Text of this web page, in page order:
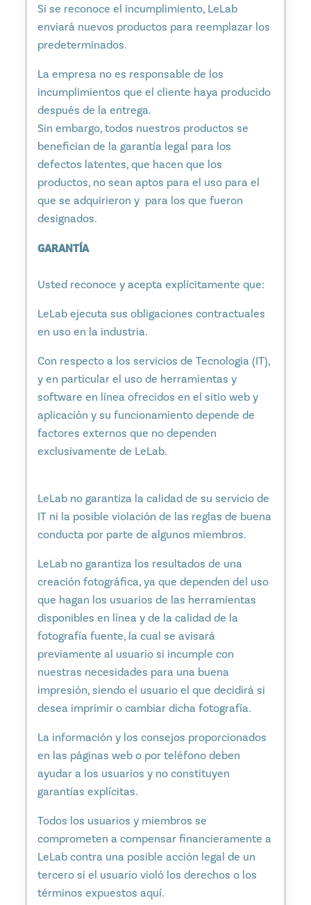
Si se reconoce el incumplimiento, LeLab
enviará nuevos productos para reemplazar los
predeterminados.
La empresa no es responsable de los
incumplimientos que el cliente haya producido
después de la entrega.
Sin embargo, todos nuestros productos se
benefician de la garantía legal para los
defectos latentes, que hacen que los
productos, no sean aptos para el uso para el
que se adquirieron y para los que fueron
designados.
GARANTÍA
Usted reconoce y acepta explícitamente que:
LeLab ejecuta sus obligaciones contractuales
en uso en la industria.
Con respecto a los servicios de Tecnologia (IT),
y en particular el uso de herramientas y
software en línea ofrecidos en el sitio web y
aplicación y su funcionamiento depende de
factores externos que no dependen
exclusivamente de LeLab.
LeLab no garantiza la calidad de su servicio de
IT ni la posible violación de las reglas de buena
conducta por parte de algunos miembros.
LeLab no garantiza los resultados de una
creación fotográfica, ya que dependen del uso
que hagan los usuarios de las herramientas
disponibles en línea y de la calidad de la
fotografía fuente, la cual se avisará
previamente al usuario si incumple con
nuestras necesidades para una buena
impresión, siendo el usuario el que decidirá si
desea imprimir o cambiar dicha fotografía.
La información y los consejos proporcionados
en las páginas web o por teléfono deben
ayudar a los usuarios y no constituyen
garantías explícitas.
Todos los usuarios y miembros se
comprometen a compensar financieramente a
LeLab contra una posible acción legal de un
tercero si el usuario violó los derechos o los
términos expuestos aquí.